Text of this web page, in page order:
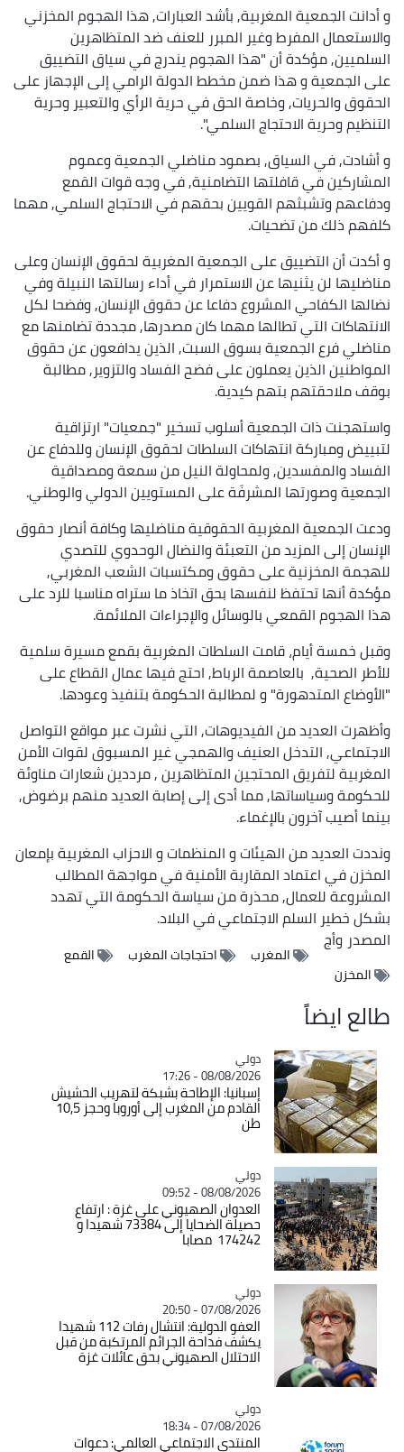
و أدانت الجمعية المغربية, بأشد العبارات, هذا الهجوم المخزني
والاستعمال المفرط وغير المبرر للعنف ضد المتظاهرين
السلميين, مؤكدة أن "هذا الهجوم يندرج في سياق التضييق
على الجمعية و هذا ضمن مخطط الدولة الرامي إلى الإجهاز على
الحقوق والحريات, وخاصة الحق في حرية الرأي والتعبير وحرية
التنظيم وحرية الاحتجاج السلمي".
و أشادت, في السياق, بصمود مناضلي الجمعية وعموم
المشاركين في قافلتها التضامنية, في وجه قوات القمع
ودفاعهم وتشبثهم القويين بحقهم في الاحتجاج السلمي, مهما
كلفهم ذلك من تضحيات.
و أكدت أن التضييق على الجمعية المغربية لحقوق الإنسان وعلى
مناضليها لن يثنيها عن الاستمرار في أداء رسالتها النبيلة وفي
نضالها الكفاحي المشروع دفاعا عن حقوق الإنسان, وفضحا لكل
الانتهاكات التي تطالها مهما كان مصدرها, مجددة تضامنها مع
مناضلي فرع الجمعية بسوق السبت, الذين يدافعون عن حقوق
المواطنين الذين يعملون على فضح الفساد والتزوير, مطالبة
بوقف ملاحقتهم بتهم كيدية.
واستهجنت ذات الجمعية أسلوب تسخير "جمعيات" ارتزاقية
لتبييض ومباركة انتهاكات السلطات لحقوق الإنسان وللدفاع عن
الفساد والمفسدين, ولمحاولة النيل من سمعة ومصداقية
الجمعية وصورتها المشرفَة على المستويين الدولي والوطني.
ودعت الجمعية المغربية الحقوقية مناضليها وكافة أنصار حقوق
الإنسان إلى المزيد من التعبئة والنضال الوحدوي للتصدي
للهجمة المخزنية على حقوق ومكتسبات الشعب المغربي,
مؤكدة أنها تحتفظ لنفسها بحق اتخاذ ما ستراه مناسبا للرد على
هذا الهجوم القمعي بالوسائل والإجراءات الملائمة.
وقبل خمسة أيام، قامت السلطات المغربية بقمع مسيرة سلمية
للأطر الصحية, بالعاصمة الرباط, احتج فيها عمال القطاع على
"الأوضاع المتدهورة" و لمطالبة الحكومة بتنفيذ وعودها.
وأظهرت العديد من الفيديوهات, التي نشرت عبر مواقع التواصل
الاجتماعي, التدخل العنيف والهمجي غير المسبوق لقوات الأمن
المغربية لتفريق المحتجين المتظاهرين , مرددين شعارات مناوئة
للحكومة وسياساتها, مما أدى إلى إصابة العديد منهم برضوض,
بينما أصيب آخرون بالإغماء.
ونددت العديد من الهيئات و المنظمات و الاحزاب المغربية بإمعان
المخزن في اعتماد المقاربة الأمنية في مواجهة المطالب
المشروعة للعمال, محذرة من سياسة الحكومة التي تهدد
بشكل خطير السلم الاجتماعي في البلاد.
المصدروأج
المغرب احتجاجات المغرب
القمع
المخزن
طالع ايضاً
Catégorie
دولي
08/08/2026 - 17:26
إسبانيا: الإطاحة بشبكة لتهريب الحشيش
القادم من المغرب إلى أوروبا وحجز 10,5
طن
Catégorie
دولي
08/08/2026 - 09:52
العدوان الصهيوني على غزة : ارتفاع
حصيلة الضحايا إلى 73384 شهيدا و
174242 مصابا
Catégorie
دولي
07/08/2026 - 20:50
العفو الدولية: انتشال رفات 112 شهيدا
يكشف فداحة الجرائم المرتكبة من قبل
الاحتلال الصهيوني بحق عائلات غزة
Catégorie
دولي
07/08/2026 - 18:34
المنتدى الاجتماعي العالمي: دعوات